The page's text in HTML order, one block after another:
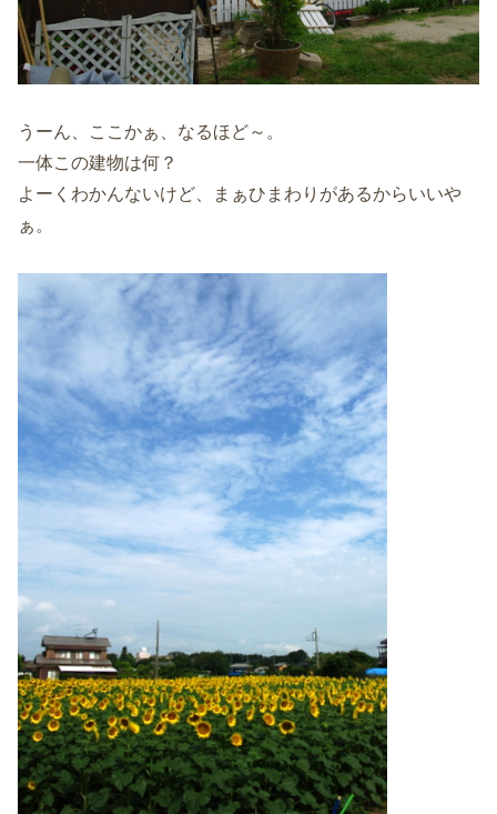
うーん、ここかぁ、なるほど～。
一体この建物は何？
よーくわかんないけど、まぁひまわりがあるからいいや
ぁ。